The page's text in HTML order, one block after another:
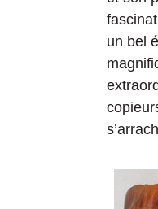
un bel